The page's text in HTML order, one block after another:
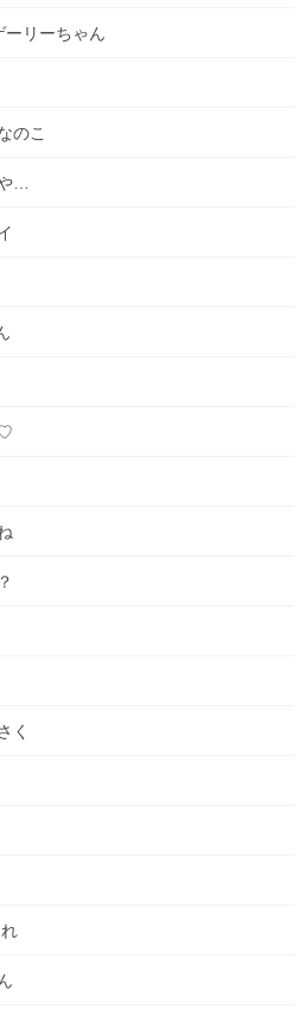
めブラウザーに自分の名前、メール
。
次の記事
募集
リーちゃん
のこ
…
く